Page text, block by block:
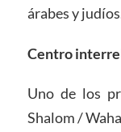
árabes y
Centro
Uno de los
Shalom /